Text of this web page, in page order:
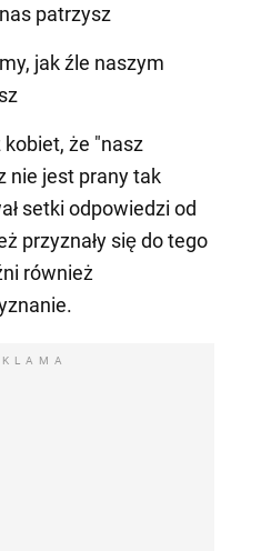
patrzysz
jak źle naszym
że "nasz
nie jest prany tak
setki odpowiedzi od
przyznały się do tego
również